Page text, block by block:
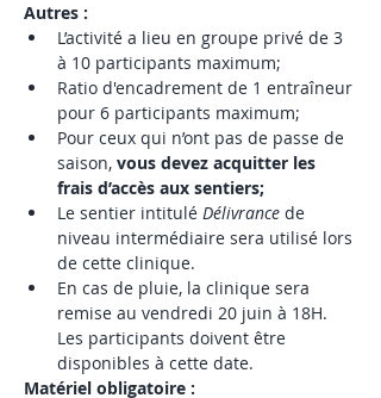
Autres :
L’activité a lieu en groupe privé de 3
à 10 participants maximum;
Ratio d'encadrement de 1 entraîneur
pour 6 participants maximum;
Pour ceux qui n’ont pas de passe de
saison, vous devez acquitter les
frais d’accès aux sentiers;
Le sentier intitulé Délivrance de
niveau intermédiaire sera utilisé lors
de cette clinique.
En cas de pluie, la clinique sera
remise au vendredi 20 juin à 18H.
Les participants doivent être
disponibles à cette date.
Matériel obligatoire :